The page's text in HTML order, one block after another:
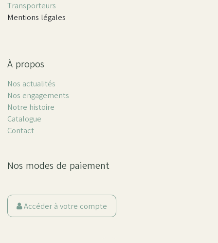
Transporteurs
Mentions légales
À propos
Nos actualités
Nos engagements
Notre histoire
Catalogue
Contact
Nos modes de paiement
Accéder à votre compte